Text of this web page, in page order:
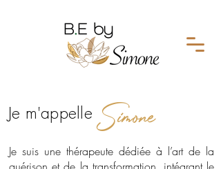
Je m'appelle Simone
Je suis une thérapeute dédiée à l’art de la